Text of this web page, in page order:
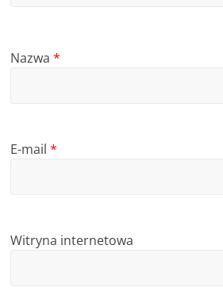
Nazwa*
E-mail*
Witryna internetowa